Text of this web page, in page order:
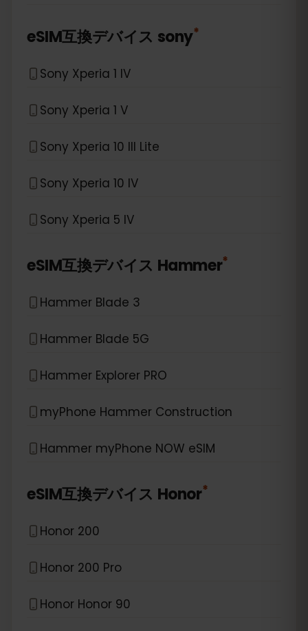
eSIM互換デバイス sony*
Sony Xperia 1 IV
Sony Xperia 1 V
Sony Xperia 10 III Lite
Sony Xperia 10 IV
Sony Xperia 5 IV
eSIM互換デバイス Hammer*
Hammer Blade 3
Hammer Blade 5G
Hammer Explorer PRO
myPhone Hammer Construction
Hammer myPhone NOW eSIM
eSIM互換デバイス Honor*
Honor 200
Honor 200 Pro
Honor Honor 90